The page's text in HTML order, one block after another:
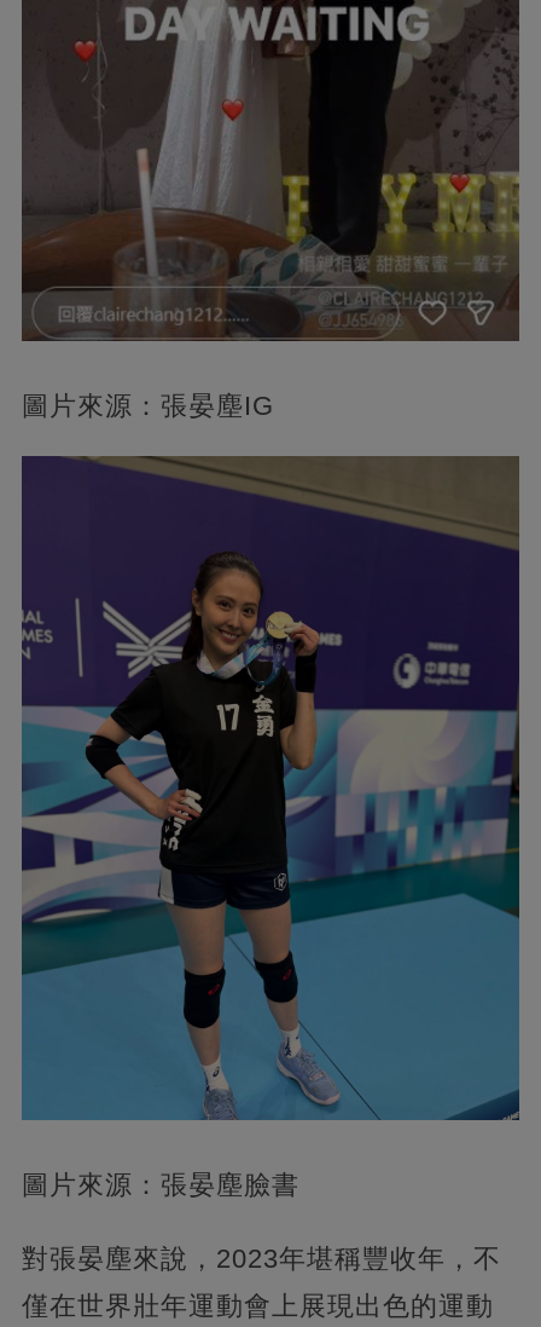
圖片來源：張晏塵IG
圖片來源：張晏塵臉書
對張晏塵來說，2023年堪稱豐收年，不
僅在世界壯年運動會上展現出色的運動